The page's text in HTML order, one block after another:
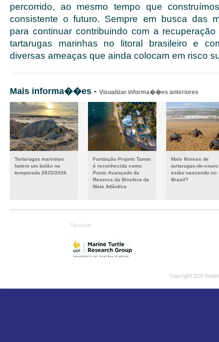
percorrido, ao mesmo tempo que
consistente o futuro. Sempre em busca das
para continuar contribuindo com a
tartarugas marinhas no litoral brasileiro e
diversas ameaças que ainda colocam em risco
Mais informa��es - Visualizar informa��es anteriores
Tartarugas marinhas
batem um bolão na
temporada 2025/2026
Fundação Projeto Tamar
é reconhecida como
Posto Avançado da
Reserva da Biosfera da
Mata Atlântica
Mais fêmeas de
tartarugas-de-couro
estão nascendo no
Brasil?